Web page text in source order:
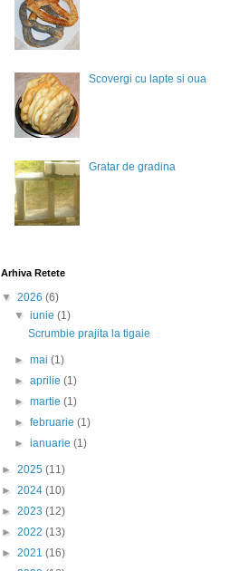
Scovergi cu lapte si oua
Gratar de gradina
Arhiva Retete
▼ 2026 (6)
▼iunie(1)
Scrumbie prajita la tigaie
►mai(1)
►aprilie(1)
►martie(1)
►februarie(1)
►ianuarie(1)
► 2025 (11)
► 2024 (10)
► 2023 (12)
► 2022 (13)
► 2021 (16)